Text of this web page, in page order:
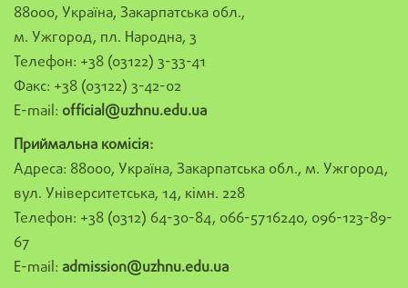
88000, Україна, Закарпатська обл.,
м. Ужгород, пл. Народна, 3
Телефон: +38 (03122) 3-33-41
Факс: +38 (03122) 3-42-02
E-mail: official@uzhnu.edu.ua
Приймальна комісія:
Адреса: 88000, Україна, Закарпатська обл., м. Ужгород,
вул. Університетська, 14, кімн. 228
Телефон: +38 (0312) 64-30-84, 066-5716240, 096-123-89-
67
E-mail: admission@uzhnu.edu.ua